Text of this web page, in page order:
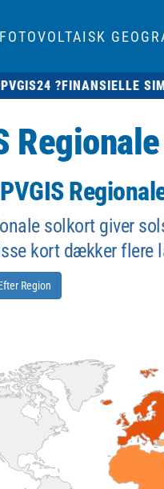
FOTOVOLTAISK
PVGIS24 ?FINANSIELLE
solkort giver
kort dækker flere
Region